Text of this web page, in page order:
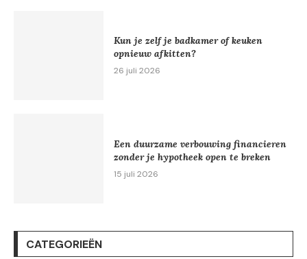
Kun je zelf je badkamer of keuken
opnieuw afkitten?
26 juli 2026
Een duurzame verbouwing financieren
zonder je hypotheek open te breken
15 juli 2026
CATEGORIEËN